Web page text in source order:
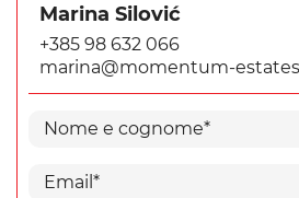
Marina Silović
+385 98 632 066
marina@momentum-